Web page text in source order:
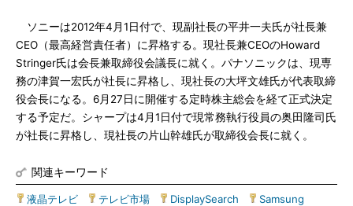
ソニーは2012年4月1日付で、現副社長の平井一夫氏が社長兼
CEO（最高経営責任者）に昇格する。現社長兼CEOのHoward
Stringer氏は会長兼取締役会議長に就く。パナソニックは、現専
務の津賀一宏氏が社長に昇格し、現社長の大坪文雄氏が代表取締
役会長になる。6月27日に開催する定時株主総会を経て正式決定
する予定だ。シャープは4月1日付で現常務執行役員の奥田隆司氏
が社長に昇格し、現社長の片山幹雄氏が取締役会長に就く。
関連キーワード
液晶テレビ テレビ市場 DisplaySearch Samsung